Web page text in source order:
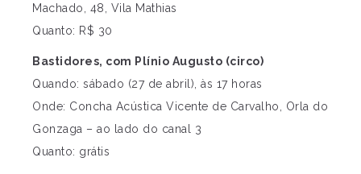
Machado, 48, Vila Mathias
Quanto: R$ 30
Bastidores, com Plínio Augusto (circo)
Quando: sábado (27 de abril), às 17 horas
Onde: Concha Acústica Vicente de Carvalho, Orla do
Gonzaga – ao lado do canal 3
Quanto: grátis